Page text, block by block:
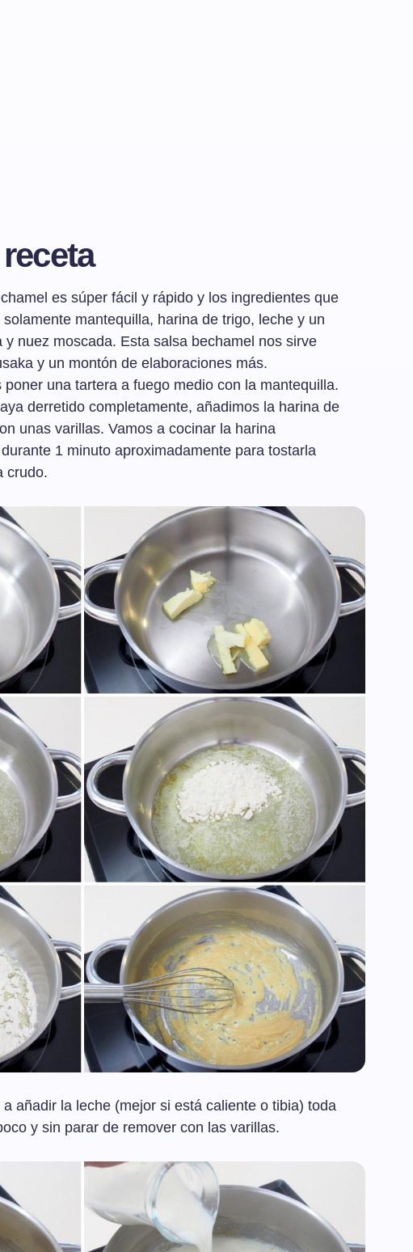
es súper fácil y rápido y los ingredientes que
mantequilla, harina de trigo, leche y un
y nuez moscada. Esta salsa bechamel nos sirve
y un montón de elaboraciones más.
una tartera a fuego medio con la mantequilla.
derretido completamente, añadimos la harina de
unas varillas. Vamos a cocinar la harina
1 minuto aproximadamente para tostarla
crudo.
añadir la leche (mejor si está caliente o tibia) toda
y sin parar de remover con las varillas.